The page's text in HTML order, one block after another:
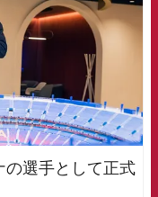
の選手として正式